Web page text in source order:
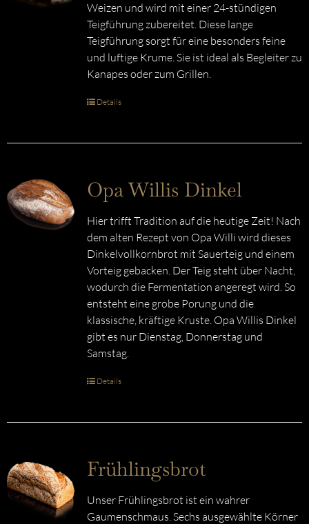
Weizen und wird mit einer 24-stündigen
Teigführung zubereitet. Diese lange
Teigführung sorgt für eine besonders feine
und luftige Krume. Sie ist ideal als Begleiter zu
Kanapes oder zum Grillen.
Details
Opa Willis Dinkel
Hier trifft Tradition auf die heutige Zeit! Nach
dem alten Rezept von Opa Willi wird dieses
Dinkelvollkornbrot mit Sauerteig und einem
Vorteig gebacken. Der Teig steht über Nacht,
wodurch die Fermentation angeregt wird. So
entsteht eine grobe Porung und die
klassische, kräftige Kruste. Opa Willis Dinkel
gibt es nur Dienstag, Donnerstag und
Samstag.
Details
Frühlingsbrot
Unser Frühlingsbrot ist ein wahrer
Gaumenschmaus. Sechs ausgewählte Körner